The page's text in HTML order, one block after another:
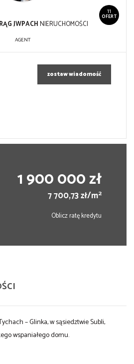
11
OFERT
JWPACHNIERUCHOMOŚCI
AGENT
zostaw wiadomość
1 900 000 zł
7 700,73 zł/m2
Oblicz ratę kredytu
– Glinka, w sąsiedztwie Subli,
wspaniałego domu.